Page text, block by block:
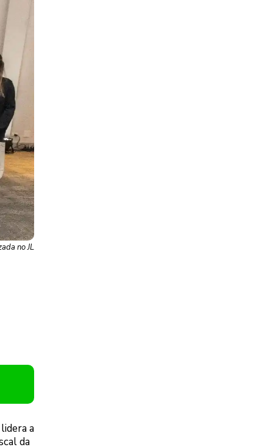
no JL
a
da